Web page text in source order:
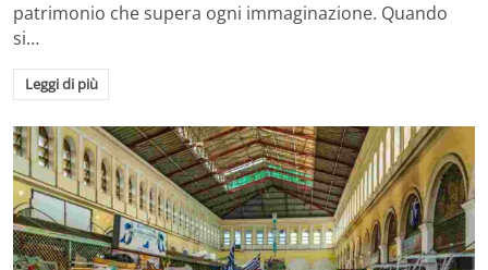
patrimonio che supera ogni immaginazione. Quando
si…
Leggi di più